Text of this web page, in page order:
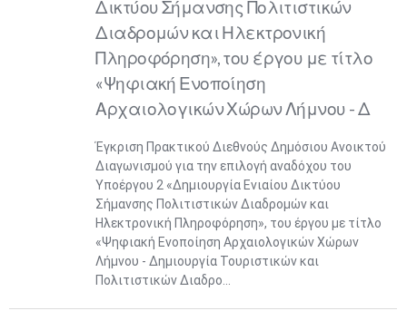
Δικτύου Σήμανσης Πολιτιστικών
Διαδρομών και Ηλεκτρονική
Πληροφόρηση», του έργου με τίτλο
«Ψηφιακή Ενοποίηση
Αρχαιολογικών Χώρων Λήμνου - Δ
Έγκριση Πρακτικού Διεθνούς Δημόσιου Ανοικτού
Διαγωνισμού για την επιλογή αναδόχου του
Υποέργου 2 «Δημιουργία Ενιαίου Δικτύου
Σήμανσης Πολιτιστικών Διαδρομών και
Ηλεκτρονική Πληροφόρηση», του έργου με τίτλο
«Ψηφιακή Ενοποίηση Αρχαιολογικών Χώρων
Λήμνου - Δημιουργία Τουριστικών και
Πολιτιστικών Διαδρο...